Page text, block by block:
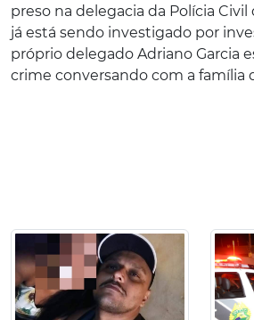
preso na delegacia da Polícia Civil
já está sendo investigado por
próprio delegado Adriano Garcia
crime conversando com a